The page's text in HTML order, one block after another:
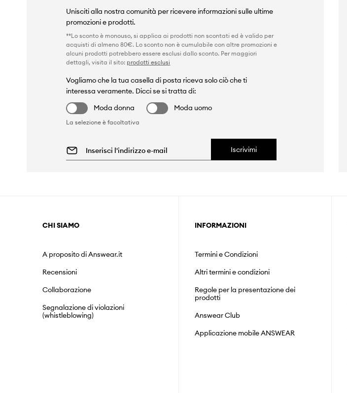
Unisciti alla nostra comunità per ricevere informazioni sulle ultime
promozioni e prodotti.
**Lo sconto è monouso, si applica ai prodotti non scontati ed è valido per
acquisti di almeno 80€. Lo sconto non è cumulabile con altre promozioni e
alcuni prodotti potrebbero essere esclusi dallo sconto. Per maggiori
dettagli, visita il sito: prodotti esclusi
Vogliamo che la tua casella di posta riceva solo ciò che ti
interessa veramente. Dicci se si tratta di:
Moda donna
Moda uomo
La selezione è facoltativa
Iscrivimi
CHI SIAMO
A proposito di Answear.it
Recensioni
Collaborazione
Segnalazione di violazioni
(whistleblowing)
INFORMAZIONI
Termini e Condizioni
Altri termini e condizioni
Regole per la presentazione dei
prodotti
Answear Club
Applicazione mobile ANSWEAR